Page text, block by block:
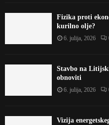
Fizika proti
kurilno olje?
6. julija, 2026
Stavbo na
obnoviti
6. julija, 2026
Vizija